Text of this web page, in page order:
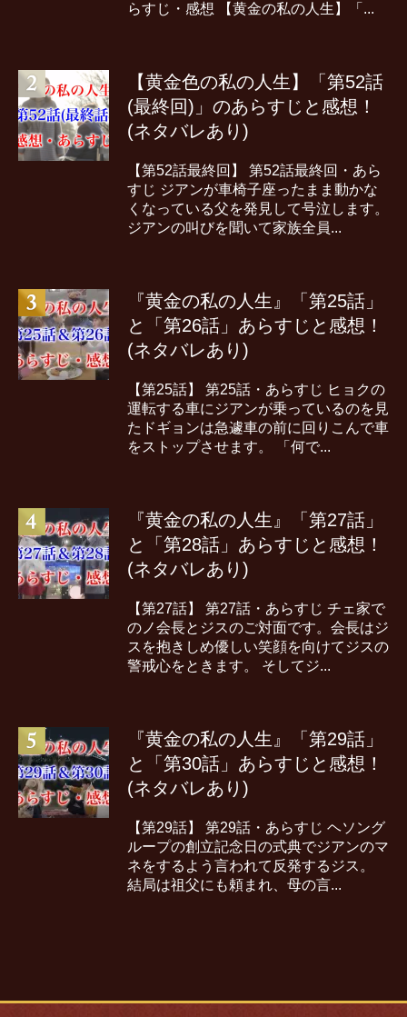
らすじ・感想 【黄金の私の人生】「...
【黄金色の私の人生】「第52話
(最終回)」のあらすじと感想！
(ネタバレあり)
【第52話最終回】 第52話最終回・あら
すじ ジアンが車椅子座ったまま動かな
くなっている父を発見して号泣します。
ジアンの叫びを聞いて家族全員...
『黄金の私の人生』「第25話」
と「第26話」あらすじと感想！
(ネタバレあり)
【第25話】 第25話・あらすじ ヒョクの
運転する車にジアンが乗っているのを見
たドギョンは急遽車の前に回りこんで車
をストップさせます。 「何で...
『黄金の私の人生』「第27話」
と「第28話」あらすじと感想！
(ネタバレあり)
【第27話】 第27話・あらすじ チェ家で
のノ会長とジスのご対面です。会長はジ
スを抱きしめ優しい笑顔を向けてジスの
警戒心をときます。 そしてジ...
『黄金の私の人生』「第29話」
と「第30話」あらすじと感想！
(ネタバレあり)
【第29話】 第29話・あらすじ ヘソング
ループの創立記念日の式典でジアンのマ
ネをするよう言われて反発するジス。
結局は祖父にも頼まれ、母の言...